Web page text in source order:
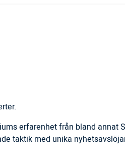
erfarenhet från bland annat
taktik med unika